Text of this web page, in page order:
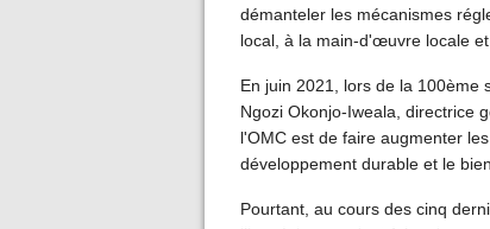
démanteler les mécanismes
local, à la main-d'œuvre locale
En juin 2021, lors de la 100ème
Ngozi Okonjo-Iweala, directrice
l'OMC est de faire augmenter
développement durable et le
Pourtant, au cours des cinq